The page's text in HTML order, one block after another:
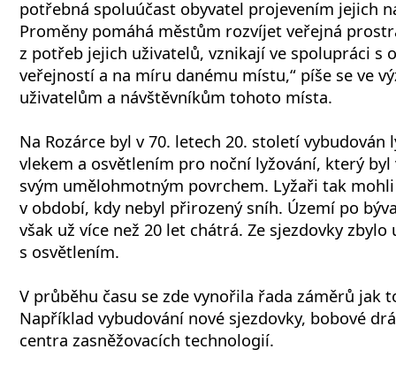
potřebná spoluúčast obyvatel projevením jejich
Proměny pomáhá městům rozvíjet veřejná
z potřeb jejich uživatelů, vznikají ve spolupráci s
veřejností a na míru danému místu,“ píše se ve
uživatelům a návštěvníkům tohoto místa.
Na Rozárce byl v 70. letech 20. století vybudován
vlekem a osvětlením pro noční lyžování, který
svým umělohmotným povrchem. Lyžaři tak
v období, kdy nebyl přirozený sníh. Území po
však už více než 20 let chátrá. Ze sjezdovky
s osvětlením.
V průběhu času se zde vynořila řada záměrů jak
Například vybudování nové sjezdovky, bobové
centra zasněžovacích technologií.